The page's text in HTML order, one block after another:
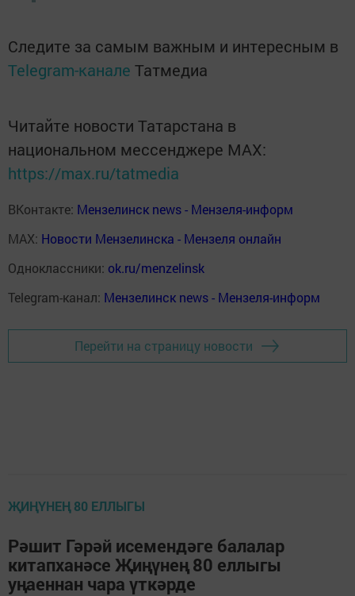
Следите за самым важным и интересным в
Telegram-канале Татмедиа
Читайте новости Татарстана в
национальном мессенджере MАХ:
https://max.ru/tatmedia
ВКонтакте: Мензелинск news - Мензеля-информ
MAX: Новости Мензелинска - Мензеля онлайн
Одноклассники: ok.ru/menzelinsk
Telegram-канал: Мензелинск news - Мензеля-информ
Перейти на страницу новости
ҖИҢҮНЕҢ 80 ЕЛЛЫГЫ
Рәшит Гәрәй исемендәге балалар
китапханәсе Җиңүнең 80 еллыгы
уңаеннан чара үткәрде